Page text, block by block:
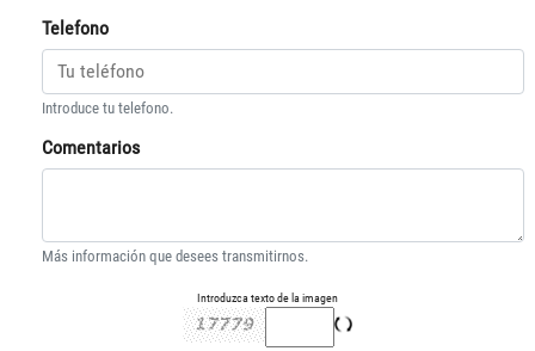
Telefono
Introduce tu telefono.
Comentarios
Más información que desees transmitirnos.
Introduzca texto de la imagen